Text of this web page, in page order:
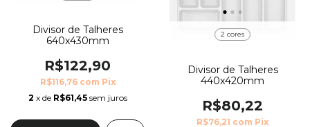
Divisor de Talheres
640x430mm
R$122,90
R$116,76 com Pix
2 x de R$61,45 sem juros
2 cores
Divisor de Talheres
440x420mm
R$80,22
R$76,21 com Pix